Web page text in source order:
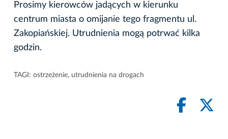
Prosimy kierowców jadących w kierunku
centrum miasta o omijanie tego fragmentu ul.
Zakopiańskiej. Utrudnienia mogą potrwać kilka
godzin.
TAGI: ostrzeżenie, utrudnienia na drogach